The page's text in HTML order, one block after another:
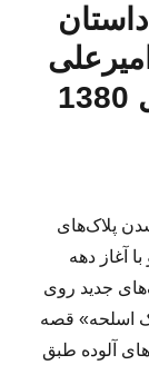
شدن پلاک‌های
آغاز دهه
طرح آغاز و از سال 1384 پلاک‌های جدید روی
اسلحه» قصه
آلوده طبق